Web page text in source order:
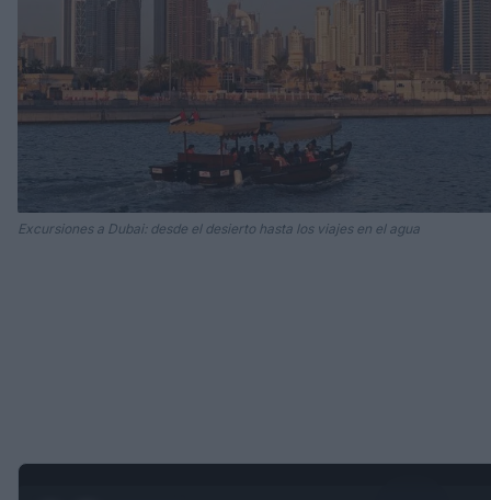
Excursiones a Dubai: desde el desierto hasta los viajes en el agua